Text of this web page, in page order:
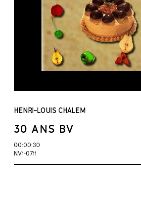
HENRI-LOUIS CHALEM
30 ANS BV
00:00:30
NV1-0711